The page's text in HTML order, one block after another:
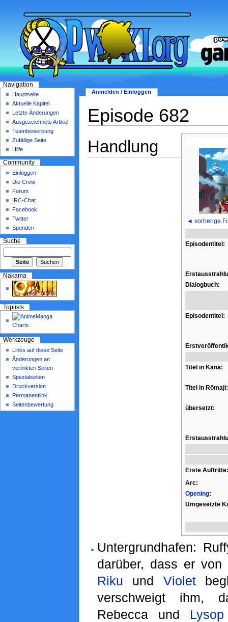
Episode 682
◄ vorherige
Episodentitel:
Dialogbuch:
Episodentitel:
Titel in Kana:
Titel in Rōmaji:
übersetzt:
Erste Auftritte:
Arc:
Opening:
Umgesetzte
Handlung
Untergrundhafen:
darüber, dass er
Riku und Violet
verschweigt ihm,
Rebecca und Lysop
Anmelden / Einloggen
Navigation
Hauptseite
Aktuelle Kapitel
Letzte Änderungen
Ausgezeichnete Artikel
Teambewerbung
Zufällige Seite
Hilfe
Community
Einloggen
Die Crew
Forum
IRC-Chat
Facebook
Twitter
Spenden
Suche
Nakama
Toplists
Werkzeuge
Links auf diese Seite
Änderungen an
verlinkten Seiten
Spezialseiten
Druckversion
Permanentlink
Seitenbewertung